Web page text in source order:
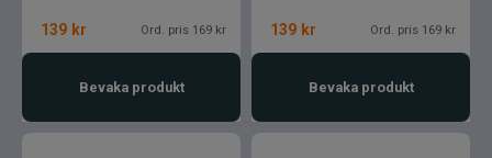
139 kr Ord. pris 169 kr
Bevaka produkt
139 kr Ord. pris 169 kr
Bevaka produkt